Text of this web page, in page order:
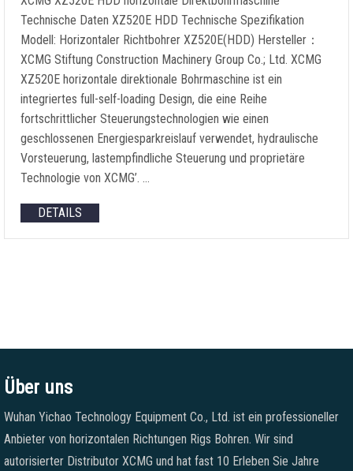
Technische Daten XZ520E HDD Technische Spezifikation
Modell: Horizontaler Richtbohrer XZ520E(HDD) Hersteller：
XCMG Stiftung Construction Machinery Group Co.; Ltd. XCMG
XZ520E horizontale direktionale Bohrmaschine ist ein
integriertes full-self-loading Design, die eine Reihe
fortschrittlicher Steuerungstechnologien wie einen
geschlossenen Energiesparkreislauf verwendet, hydraulische
Vorsteuerung, lastempfindliche Steuerung und proprietäre
Technologie von XCMG’. …
DETAILS
Über uns
Wuhan Yichao Technology Equipment Co., Ltd. ist ein professioneller
Anbieter von horizontalen Richtungen Rigs Bohren. Wir sind
autorisierter Distributor XCMG und hat fast 10 Erleben Sie Jahre